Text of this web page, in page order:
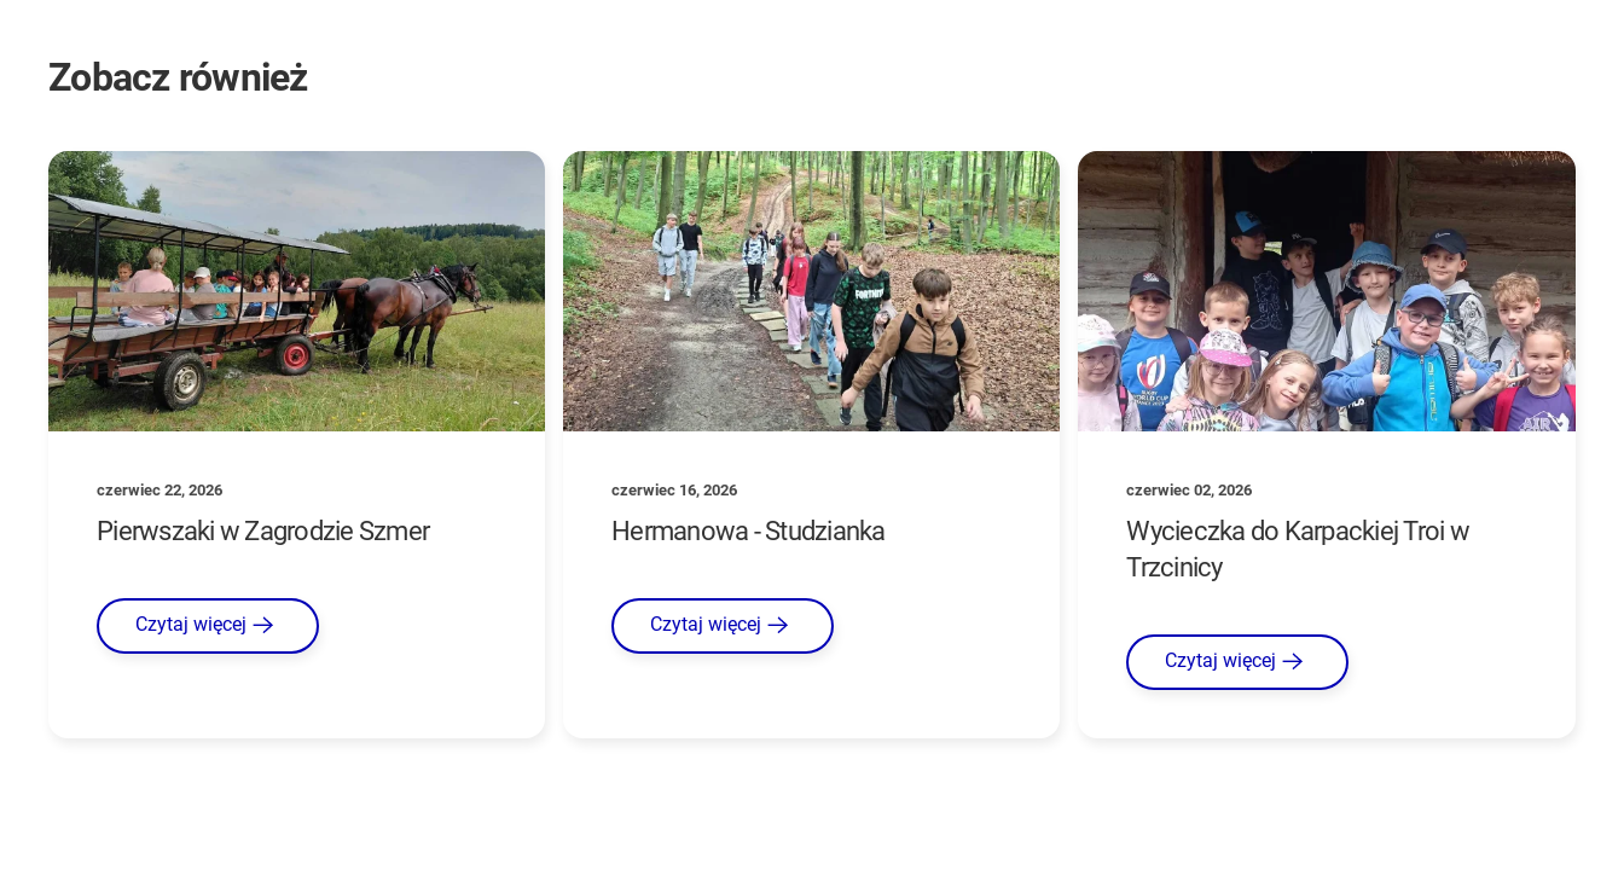
Zobacz również
czerwiec 22, 2026
Pierwszaki w Zagrodzie Szmer
Czytaj więcej
czerwiec 16, 2026
Hermanowa - Studzianka
Czytaj więcej
czerwiec 02, 2026
Wycieczka do Karpackiej Troi w
Trzcinicy
Czytaj więcej